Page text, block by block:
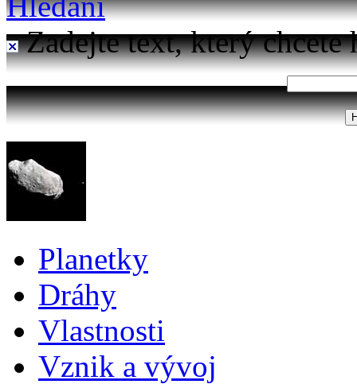
Zadejte text, který chcete
Planetky
Dráhy
Vlastnosti
Vznik a vývoj